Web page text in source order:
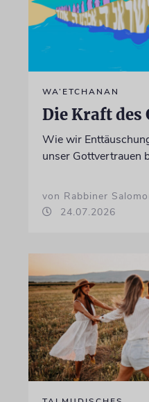
WA’ETCHANAN
Die Kraft des
Wie wir
unser Gottvertrauen
von Rabbiner
24.07.2026